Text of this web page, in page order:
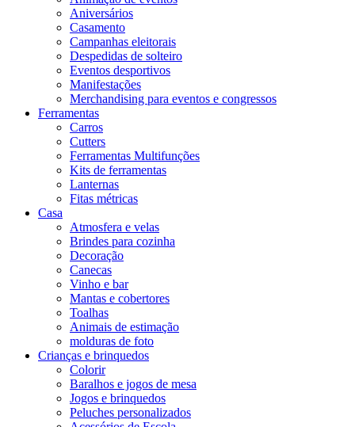
Aniversários
Casamento
Campanhas eleitorais
Despedidas de solteiro
Eventos desportivos
Manifestações
Merchandising para eventos e congressos
Ferramentas
Carros
Cutters
Ferramentas Multifunções
Kits de ferramentas
Lanternas
Fitas métricas
Casa
Atmosfera e velas
Brindes para cozinha
Decoração
Canecas
Vinho e bar
Mantas e cobertores
Toalhas
Animais de estimação
molduras de foto
Crianças e brinquedos
Colorir
Baralhos e jogos de mesa
Jogos e brinquedos
Peluches personalizados